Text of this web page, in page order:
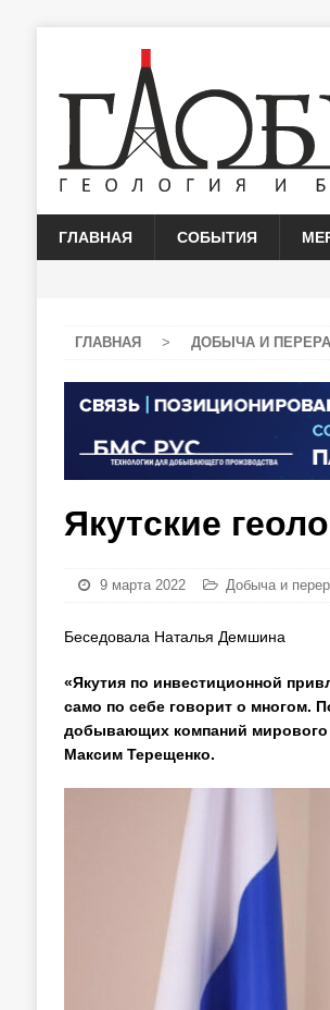
ГЛАВНАЯ СОБЫТИЯ
ГЛАВНАЯ > ДОБЫЧА И
Якутские
9 марта 2022 Добыча и
Беседовала Наталья Демшина
«Якутия по инвестиционной
само по себе говорит о многом.
добывающих компаний мирового
Максим Терещенко.